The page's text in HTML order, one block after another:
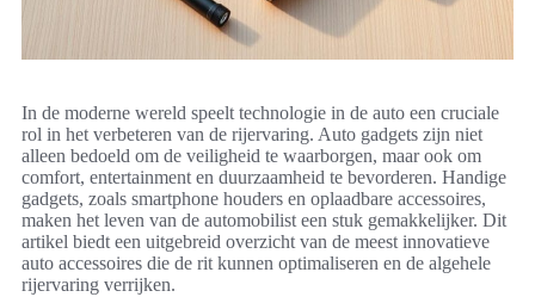
In de moderne wereld speelt technologie in de auto een cruciale
rol in het verbeteren van de rijervaring. Auto gadgets zijn niet
alleen bedoeld om de veiligheid te waarborgen, maar ook om
comfort, entertainment en duurzaamheid te bevorderen. Handige
gadgets, zoals smartphone houders en oplaadbare accessoires,
maken het leven van de automobilist een stuk gemakkelijker. Dit
artikel biedt een uitgebreid overzicht van de meest innovatieve
auto accessoires die de rit kunnen optimaliseren en de algehele
rijervaring verrijken.